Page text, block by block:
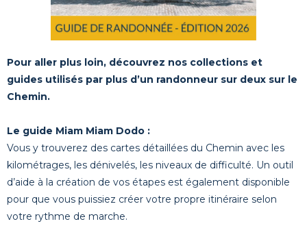
Pour aller plus loin, découvrez nos collections et
guides utilisés par plus d’un randonneur sur deux sur le
Chemin.
Le guide Miam Miam Dodo :
Vous y trouverez des cartes détaillées du Chemin avec les
kilométrages, les dénivelés, les niveaux de difficulté. Un outil
d’aide à la création de vos étapes est également disponible
pour que vous puissiez créer votre propre itinéraire selon
votre rythme de marche.